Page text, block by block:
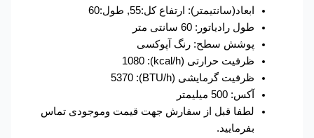
ابعاد(سانتیمتر): ارتفاع کل:55, طول:60
طول رادیاتور: 60 سانتی متر
پوشش سطح: رنگ آپوکسی
ظرفیت حرارتی (kcal/h): 1080
ظرفیت گرمایشی (BTU/h): 5370
آکس: 500 میلیمتر
لطفا قبل از سفارش جهت قیمت وموجودی تماس
بفرمایید.